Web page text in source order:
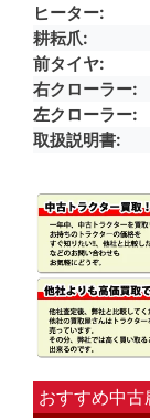
ヒーター
耕耘爪
前タイヤ
右クローラー
左クローラー
取扱説明書
おすすめ中古